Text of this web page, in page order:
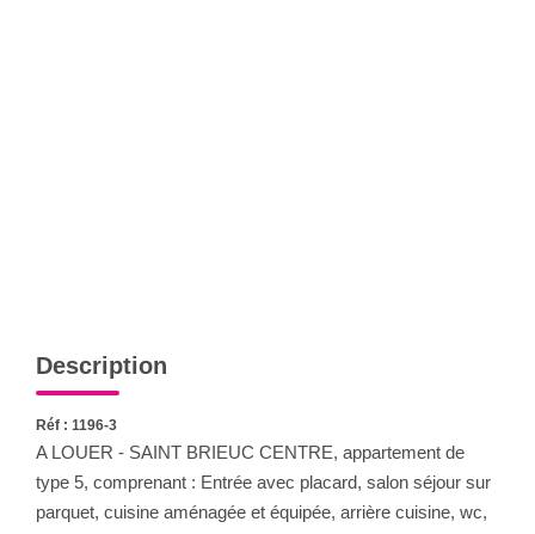
Description
Réf : 1196-3
A LOUER - SAINT BRIEUC CENTRE, appartement de
type 5, comprenant : Entrée avec placard, salon séjour sur
parquet, cuisine aménagée et équipée, arrière cuisine, wc,